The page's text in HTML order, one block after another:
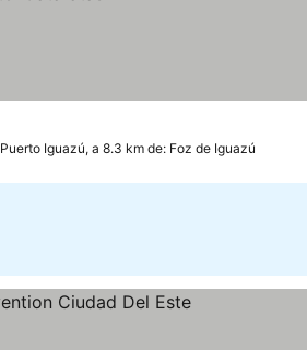
Puerto Iguazú, a 8.3 km de: Foz de Iguazú